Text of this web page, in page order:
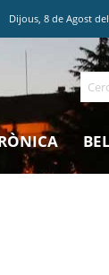
Dijous,8 deAgost
Cerca